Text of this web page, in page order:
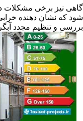
گاهی نیز برخی مشکلات
شود که نشان دهنده
بررسی و تنظیم مجدد